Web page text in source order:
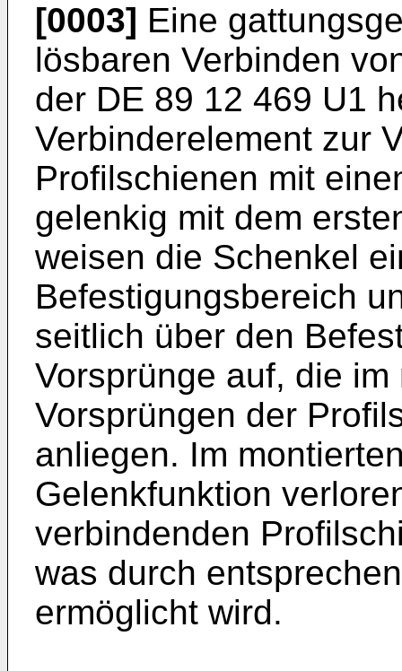
[0003] Eine
lösbaren Verbinden
der DE 89 12 469 U1
Verbinderelement zur
Profilschienen mit
gelenkig mit dem
weisen die Schenkel
Befestigungsbereich
seitlich über den
Vorsprünge auf, die
Vorsprüngen der
anliegen. Im
Gelenkfunktion
verbindenden
was durch
ermöglicht wird.